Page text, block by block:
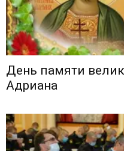
День памяти
Адриана